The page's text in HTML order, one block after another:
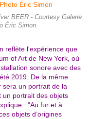
BEER - Courtesy Galerie
Éric Simon
reflète l'expérience que
of Art de New York, où
sonore avec des
2019. De la même
sera un portrait de la
un portrait des objets
: "Au fur et à
objets d’origines